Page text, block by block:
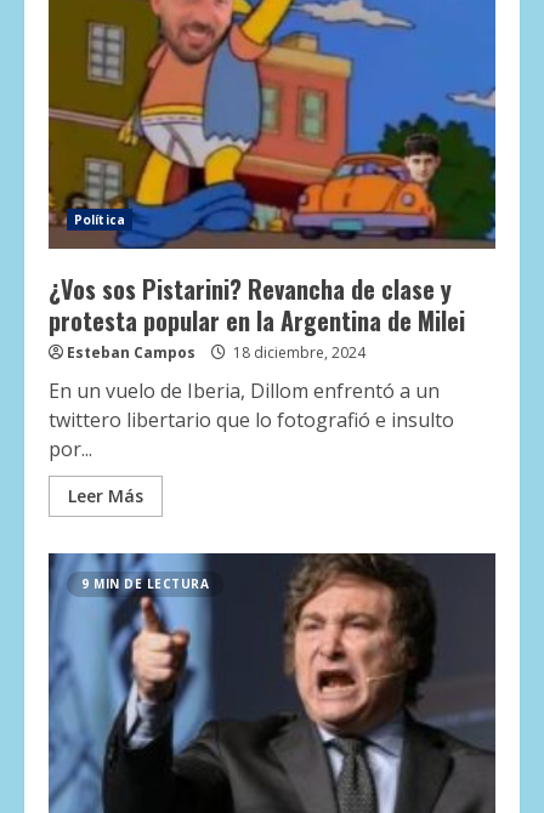
Política
¿Vos sos Pistarini? Revancha de clase y
protesta popular en la Argentina de Milei
Esteban Campos 18 diciembre, 2024
En un vuelo de Iberia, Dillom enfrentó a un
twittero libertario que lo fotografió e insulto
por...
Leer Más
9 MIN DE LECTURA